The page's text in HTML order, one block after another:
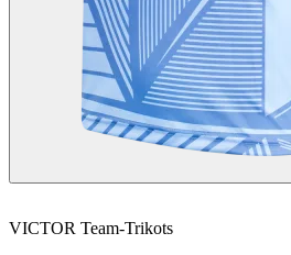
VICTOR Team-Trikots